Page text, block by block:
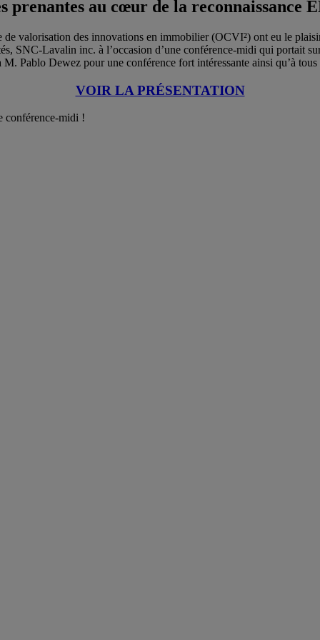
prenantes au cœur de la
valorisation des innovations en immobilier (OCVI²) ont eu le
SNC-Lavalin inc. à l’occasion d’une conférence-midi qui portait
M. Pablo Dewez pour une conférence fort intéressante ainsi qu’à
VOIR LA PRÉSENTATION
conférence-midi !